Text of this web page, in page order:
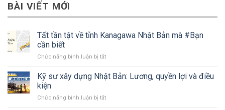
BÀI VIẾT MỚI
Tất tần tật về tỉnh Kanagawa Nhật Bản mà #Bạn
cần biết
Chức năng bình luận bị tắtở
tần
tật
tỉnh
Kỹ sư xây dựng Nhật Bản: Lương, quyền lợi và điều
kiện
Chức năng bình luận bị tắtở